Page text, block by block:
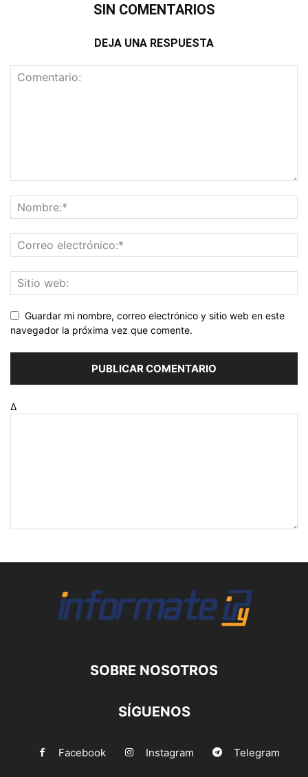
SIN COMENTARIOS
DEJA UNA RESPUESTA
Guardar mi nombre, correo electrónico y sitio web en este
navegador la próxima vez que comente.
Δ
SOBRE NOSOTROS
SÍGUENOS
Facebook Instagram Telegram